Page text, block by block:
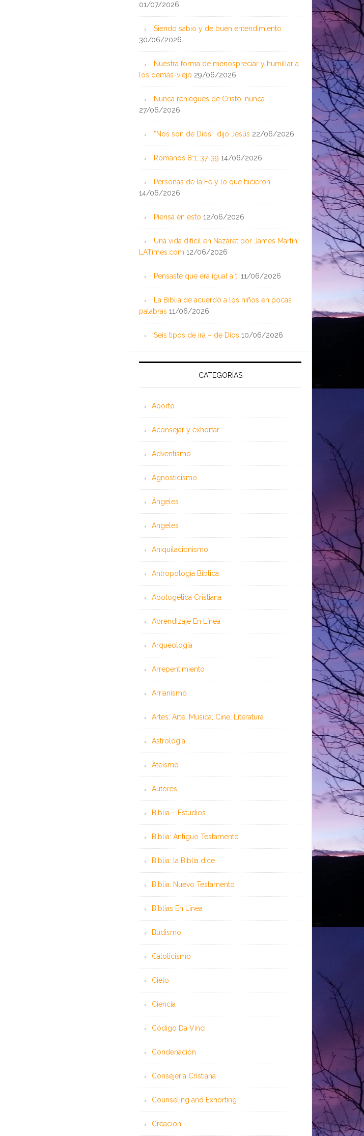
01/07/2026
Siendo sabio y de buen entendimiento
30/06/2026
Nuestra forma de menospreciar y humillar a
los demás-viejo 29/06/2026
Nunca reniegues de Cristo, nunca
27/06/2026
“Nos son de Dios”, dijo Jesús 22/06/2026
Romanos 8:1, 37-39 14/06/2026
Personas de la Fe y lo que hicieron
14/06/2026
Piensa en esto 12/06/2026
Una vida difícil en Nazaret por James Martin;
LATimes.com 12/06/2026
Pensaste que era igual a ti 11/06/2026
La Biblia de acuerdo a los niños en pocas
palabras 11/06/2026
Seis tipos de ira – de Dios 10/06/2026
CATEGORÍAS
Aborto
Aconsejar y exhortar
Adventismo
Agnosticismo
Ángeles
Angeles
Aniquilacionismo
Antropología Bíblica
Apologética Cristiana
Aprendizaje En Línea
Arqueología
Arrepentimiento
Arrianismo
Artes: Arte, Música, Cine, Literatura
Astrología
Ateísmo
Autores
Biblia – Estudios
Biblia: Antiguo Testamento
Biblia: la Biblia dice
Biblia: Nuevo Testamento
Bíblias En Línea
Budismo
Catolicismo
Cielo
Ciencia
Código Da Vinci
Condenación
Consejería Cristiana
Counseling and Exhorting
Creación